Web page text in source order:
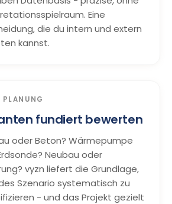
Eine
die du intern und extern
kannst.
PLANUNG
fundiert bewerten
oder Beton? Wärmepumpe
Neubau oder
vyzn liefert die Grundlage,
Szenario systematisch zu
- und das Projekt gezielt